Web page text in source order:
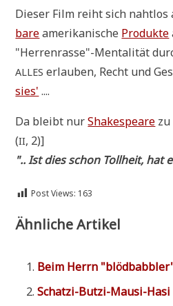
Die­ser Film reiht sich naht­los
ba­reame­ri­ka­ni­sche Pro­duk­te
"Herrenrasse"-Mentalität
ALLES erlau­ben, Recht und
sies' ....
Da bleibt nurShake­speare
(II, 2)]
".. Ist dies schon Toll­heit, hat
Post Views: 163
Ähnliche Artikel
Beim Herrn "blöd­bab­b­ler"
Schat­zi-But­zi-Mau­si-Hasi